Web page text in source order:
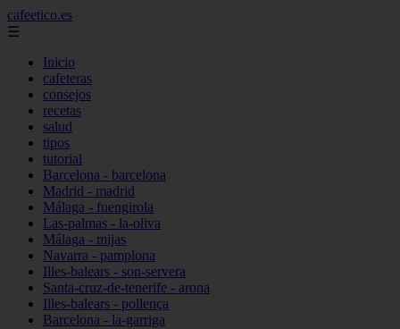
cafeetico.es
☰
Inicio
cafeteras
consejos
recetas
salud
tipos
tutorial
Barcelona - barcelona
Madrid - madrid
Málaga - fuengirola
Las-palmas - la-oliva
Málaga - mijas
Navarra - pamplona
Illes-balears - son-servera
Santa-cruz-de-tenerife - arona
Illes-balears - pollença
Barcelona - la-garriga